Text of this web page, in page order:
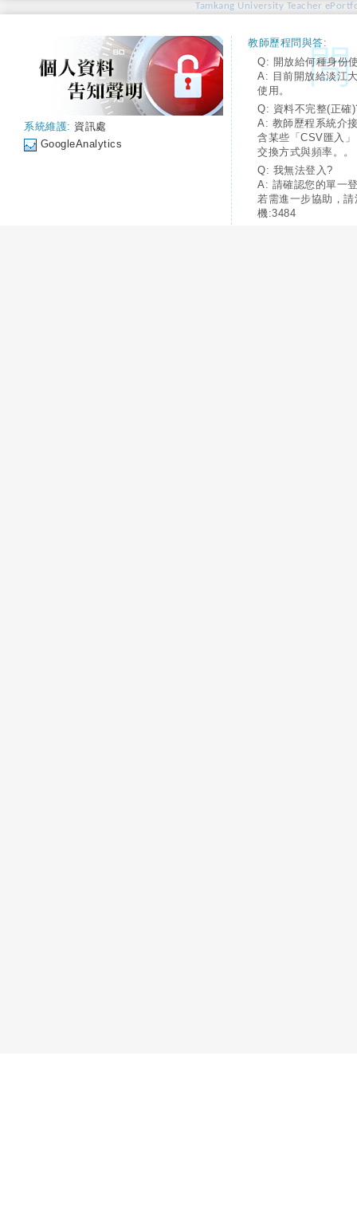
Tamkang University Teacher
系統維護: 資訊處
GoogleAnalytics
教師歷程問與答:
Q: 開放給何種身份
A: 目前開放給淡江
使用。
Q: 資料不完整(正確
A: 教師歷程系統介
含某些「CSV匯入
交換方式與頻率。。
Q: 我無法登入?
A: 請確認您的單一
若需進一步協助，
機:3484